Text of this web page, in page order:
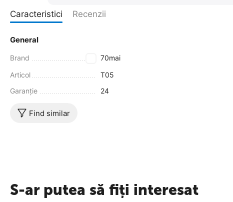
Caracteristici Recenzii
General
Brand
70mai
Articol
T05
Garanţie
24
Find similar
S-ar putea să fiți interesat